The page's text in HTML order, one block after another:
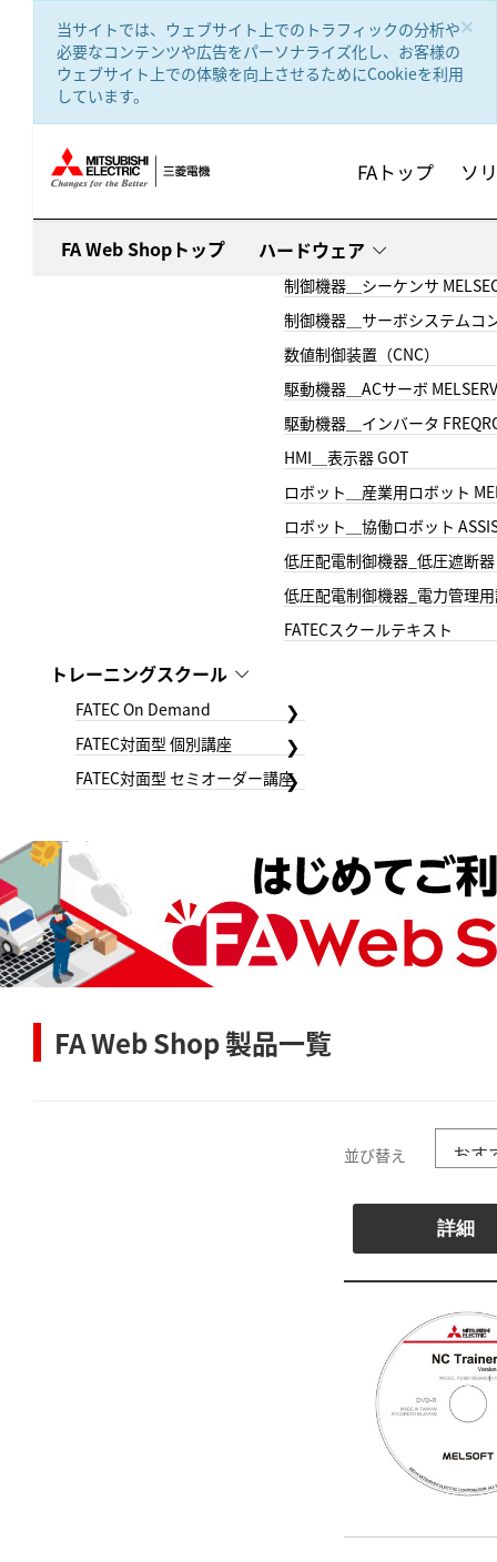
×
当サイトでは、ウェブサイト上でのトラフィックの分析や
必要なコンテンツや広告をパーソナライズ化し、お客様の
ウェブサイト上での体験を向上させるためにCookieを利用
しています。
FAトップ ソ
FA Web Shopトップ ハードウェア
制御機器＿シーケンサ
制御機器＿サーボシステムコ
数値制御装置（CNC）
駆動機器＿ACサーボ
駆動機器＿インバータ
HMI＿表示器 GOT
ロボット＿産業用ロボット
ロボット＿協働ロボット
低圧配電制御機器_低圧遮断器
低圧配電制御機器_電力管理
FATECスクールテキスト
トレーニングスクール
FATEC On Demand
FATEC対面型 個別講座
FATEC対面型 セミオーダー講座
FA Web Shop 製品一覧
並び替え
詳細